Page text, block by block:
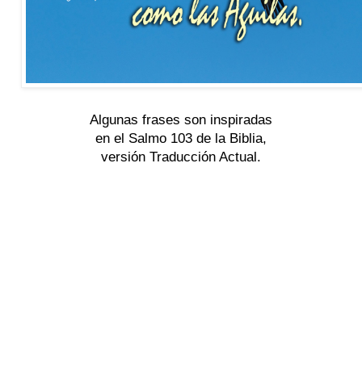
Algunas frases son inspiradas
en el Salmo 103 de la Biblia,
versión Traducción Actual.